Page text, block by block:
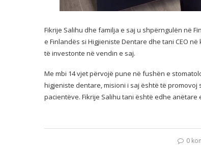
Fikrije Salihu dhe familja e saj u shpërngulën në
e Finlandës si Higjieniste Dentare dhe tani CEO
të investonte në vendin e saj.
Me mbi 14 vjet përvojë pune në fushën e
higjeniste dentare, misioni i saj është të
pacientëve. Fikrije Salihu tani është edhe anëtare
0